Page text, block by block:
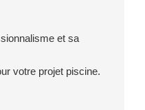
et sa
votre projet piscine.